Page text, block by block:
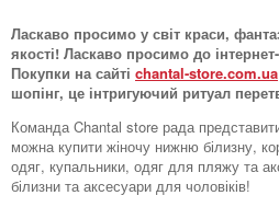
Ласкаво просимо у світ краси,
якості! Ласкаво просимо до
Покупки на сайті chantal-store.com.ua
шопінг, це інтригуючий ритуал
Команда Chantal store рада
можна купити жіночу нижню білизну,
одяг, купальники, одяг для пляжу та
білизни та аксесуари для чоловіків!